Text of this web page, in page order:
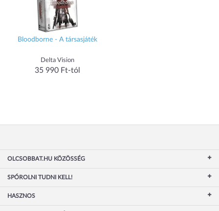
Bloodborne - A társasjáték
Delta Vision
35 990 Ft-tól
OLCSOBBAT.HU KÖZÖSSÉG
SPÓROLNI TUDNI KELL!
HASZNOS